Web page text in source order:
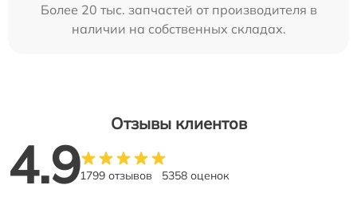
Более 20 тыс. запчастей от производителя в
наличии на собственных складах.
Отзывы клиентов
4.91799 отзывов 5358 оценок